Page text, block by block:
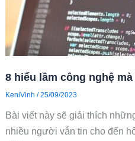
8 hiểu lầm công nghệ
KeniVinh /25/09/2023
Bài viết này sẽ giải thích
nhiều người vẫn tin cho đến